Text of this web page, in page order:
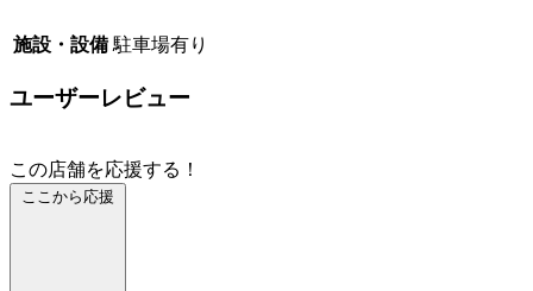
施設・設備 駐車場有り
ユーザーレビュー
この店舗を応援する！
ここから応援